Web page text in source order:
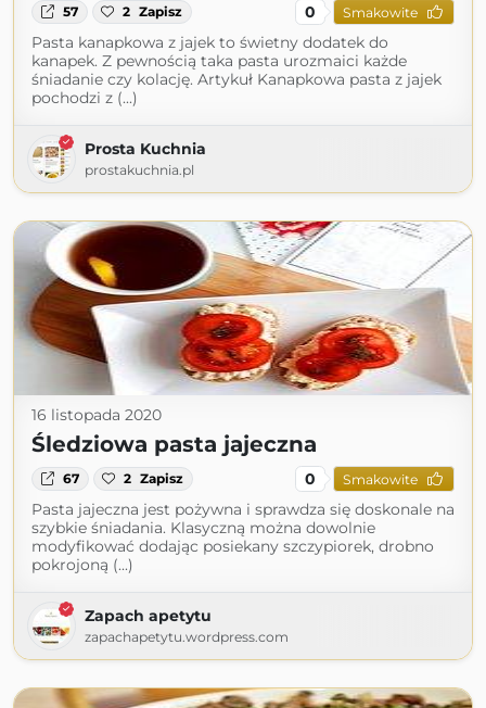
57 2 Zapisz 0 Smakowite
Pasta kanapkowa z jajek to świetny dodatek do
kanapek. Z pewnością taka pasta urozmaici każde
śniadanie czy kolację. Artykuł Kanapkowa pasta z jajek
pochodzi z (...)
Prosta Kuchnia
prostakuchnia.pl
16 listopada 2020
Śledziowa pasta jajeczna
67 2 Zapisz 0 Smakowite
Pasta jajeczna jest pożywna i sprawdza się doskonale na
szybkie śniadania. Klasyczną można dowolnie
modyfikować dodając posiekany szczypiorek, drobno
pokrojoną (...)
Zapach apetytu
zapachapetytu.wordpress.com